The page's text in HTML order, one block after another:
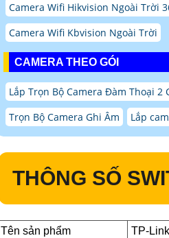
Camera Wifi Hikvision Ngoài Trời
Camera Wifi Kbvision Ngoài Trời
CAMERA THEO GÓI
Lắp Trọn Bộ Camera Đàm Thoại 2
Trọn Bộ Camera Ghi Âm
Lắp
THÔNG SỐ
Tên sản phẩm
TP-